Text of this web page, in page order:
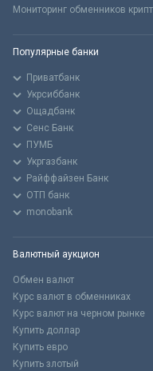
Мониторинг обменников
Популярные банки
Приватбанк
Укрсиббанк
Ощадбанк
Сенс Банк
ПУМБ
Укргазбанк
Райффайзен Банк
ОТП банк
monobank
Валютный аукцион
Обмен валют
Курс валют в обменниках
Курс валют на черном рынке
Купить доллар
Купить евро
Купить злотый